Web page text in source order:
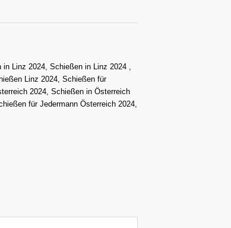
Linz 2024, Schießen in Linz 2024 ,
Linz 2024, Schießen für
2024, Schießen in Österreich
für Jedermann Österreich 2024,